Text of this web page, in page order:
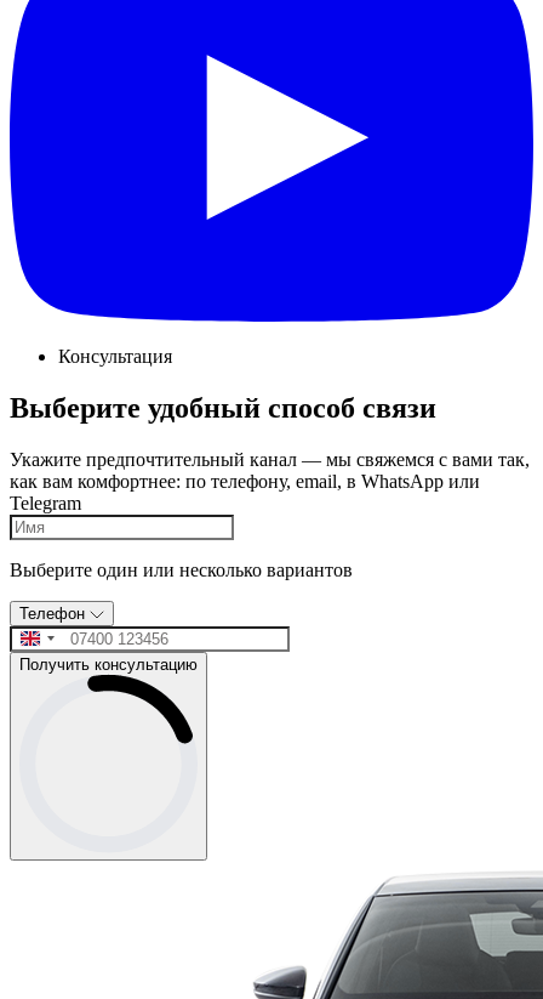
Консультация
Выберите удобный способ связи
Укажите предпочтительный канал — мы свяжемся с вами так,
как вам комфортнее: по телефону, email, в WhatsApp или
Telegram
Выберите один или несколько вариантов
Телефон
Получить консультацию